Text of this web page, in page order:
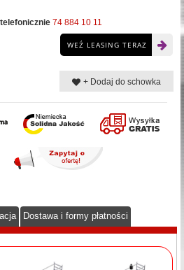
74 884 10 11
WEŹ LEASING TERAZ
+ Dodaj do schowka
Dostawa i formy płatności